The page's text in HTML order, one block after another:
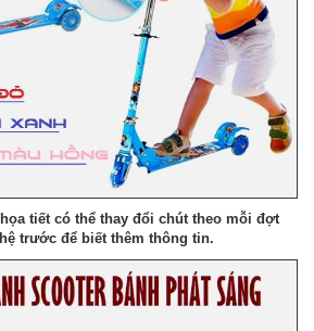
tiết có thể thay đổi chút theo mỗi đợt
trước để biết thêm thông tin.